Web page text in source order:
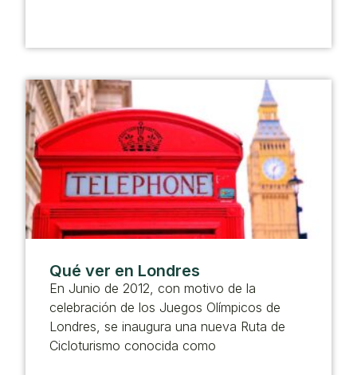
Qué ver en Londres
En Junio de 2012, con motivo de la
celebración de los Juegos Olímpicos de
Londres, se inaugura una nueva Ruta de
Cicloturismo conocida como